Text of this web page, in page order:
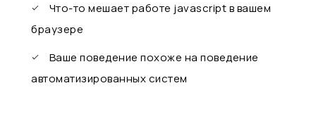
Что-то мешает работе javascript в вашем
браузере
Ваше поведение похоже на поведение
автоматизированных систем